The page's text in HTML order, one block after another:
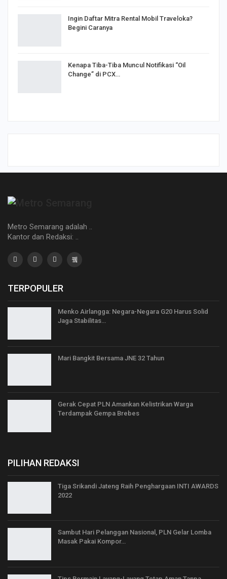
Ingin Daftar Mitra Rental Mobil Traveloka?
Begini Caranya
Kenapa Tiba-Tiba Muncul Notifikasi “Oil
Change” di PCX…
Metro Semarang adalah ..
Kantor dan Redaksi: ..
TERPOPULER
Menko Airlangga: Negara-Negara G20 Harus Solid
Jaga Stabilitas…
Mari Bangkit Bersama JNE 32 Tahun
Gerak Cepat PLN Amankan Kelistrikan Warga
Terdampak Gempa Brebes
PILIHAN REDAKSI
Tiga Srikandi Jateng Raih Penghargaan INTI AWARDS
2022
Sambut Hari Pelanggan Nasional, PLN Gelar Lomba
Masak Pakai Kompor…